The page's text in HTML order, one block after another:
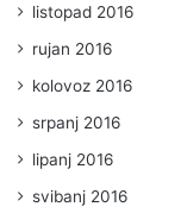
listopad 2016
rujan 2016
kolovoz 2016
srpanj 2016
lipanj 2016
svibanj 2016